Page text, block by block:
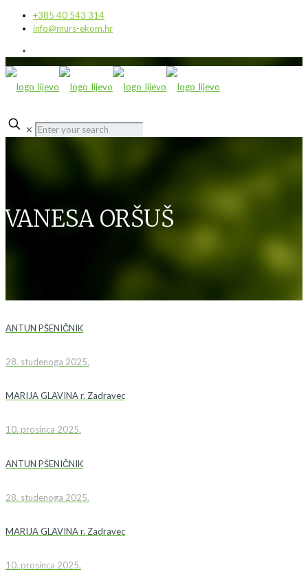
+385 40 543 314
info@murs-ekom.hr
✕
VANESA ORŠUŠ
ANTUN PŠENIČNIK
28. studenoga 2025.
MARIJA GLAVINA r. Zadravec
10. prosinca 2025.
ANTUN PŠENIČNIK
28. studenoga 2025.
MARIJA GLAVINA r. Zadravec
10. prosinca 2025.